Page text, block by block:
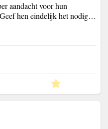
aandacht voor hun
hen eindelijk het nodig…